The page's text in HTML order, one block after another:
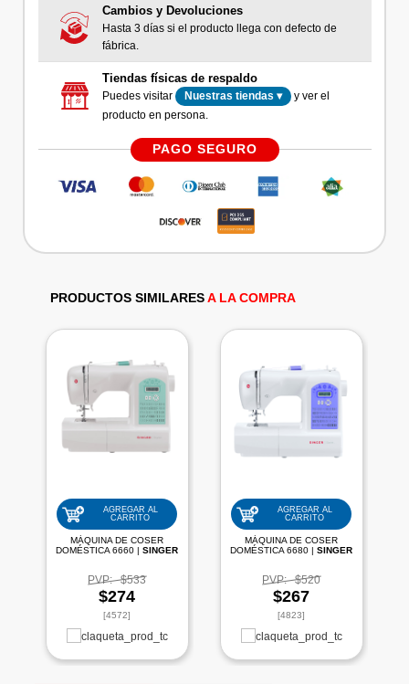
Cambios y Devoluciones
Hasta 3 días si el producto llega con defecto de
fábrica.
Tiendas físicas de respaldo
Puedes visitar Nuestras tiendas ▾
y ver el
producto en persona.
PAGO SEGURO
PRODUCTOS SIMILARESA LA COMPRA
AGREGAR AL
CARRITO
MÁQUINA DE COSER
DOMÉSTICA 6660 |SINGER
PVP: $533
$274
[4572]
AGREGAR AL
CARRITO
MÁQUINA DE COSER
DOMÉSTICA 6680 |SINGER
PVP: $520
$267
[4823]